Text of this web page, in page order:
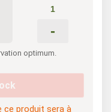
optimum.
-
ce produit sera à